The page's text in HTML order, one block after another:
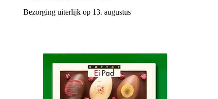
Bezorging uiterlijk op 13. augustus